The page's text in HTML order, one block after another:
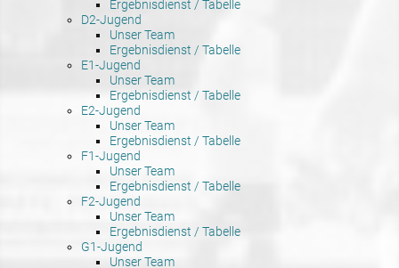
Ergebnisdienst / Tabelle
D2-Jugend
Unser Team
Ergebnisdienst / Tabelle
E1-Jugend
Unser Team
Ergebnisdienst / Tabelle
E2-Jugend
Unser Team
Ergebnisdienst / Tabelle
F1-Jugend
Unser Team
Ergebnisdienst / Tabelle
F2-Jugend
Unser Team
Ergebnisdienst / Tabelle
G1-Jugend
Unser Team